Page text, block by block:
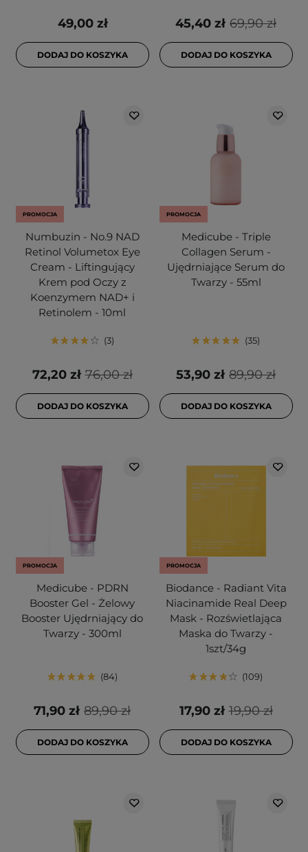
49,00 zł
DODAJ DO KOSZYKA
69,90 zł
45,40 zł
DODAJ DO KOSZYKA
PROMOCJA
Numbuzin - No.9 NAD
Retinol Volumetox Eye
Cream - Liftingujący
Krem pod Oczy z
Koenzymem NAD+ i
Retinolem - 10ml
3
76,00 zł
72,20 zł
DODAJ DO KOSZYKA
PROMOCJA
Medicube - Triple
Collagen Serum -
Ujędrniające Serum do
Twarzy - 55ml
35
89,90 zł
53,90 zł
DODAJ DO KOSZYKA
PROMOCJA
Medicube - PDRN
Booster Gel - Żelowy
Booster Ujędrniający do
Twarzy - 300ml
84
89,90 zł
71,90 zł
DODAJ DO KOSZYKA
PROMOCJA
Biodance - Radiant Vita
Niacinamide Real Deep
Mask - Rozświetlająca
Maska do Twarzy -
1szt/34g
109
19,90 zł
17,90 zł
DODAJ DO KOSZYKA